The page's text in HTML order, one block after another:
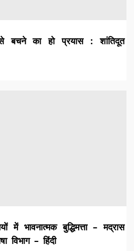
बचने का हो प्रयास : शांतिदूत
में भावनात्मक बुद्धिमत्ता – मद्रास
विभाग – हिंदी